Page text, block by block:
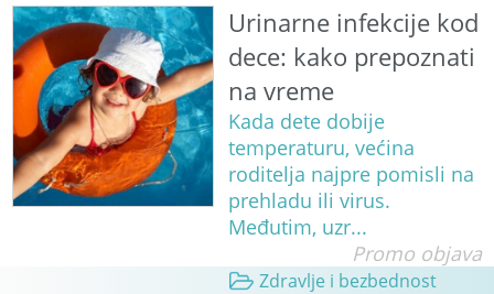
Urinarne infekcije kod
dece: kako prepoznati
na vreme
Kada dete dobije
temperaturu, većina
roditelja najpre pomisli na
prehladu ili virus.
Međutim, uzr...
Promo objava
Zdravlje i bezbednost